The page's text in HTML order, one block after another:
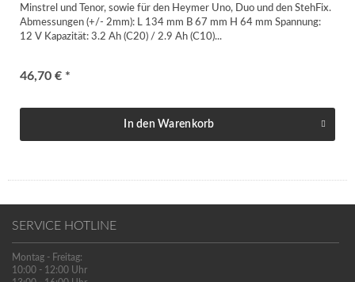
Minstrel und Tenor, sowie für den Heymer Uno, Duo und den StehFix.
Abmessungen (+/- 2mm): L 134 mm B 67 mm H 64 mm Spannung:
12 V Kapazität: 3.2 Ah (C20) / 2.9 Ah (C10)...
46,70 € *
In den Warenkorb
SERVICE HOTLINE
Montag - Freitag:
10:00 - 12:00 Uhr